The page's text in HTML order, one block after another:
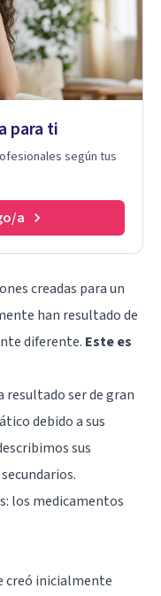
para ti
según tus
a
creadas para un
han resultado de
diferente. Este es
ser de gran
debido a sus
sus
los medicamentos
creó inicialmente